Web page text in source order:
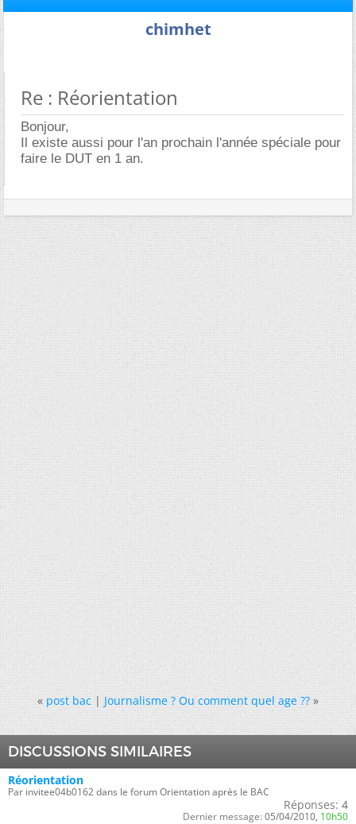
chimhet
Re : Réorientation
Bonjour,
Il existe aussi pour l'an prochain l'année spéciale pour
faire le DUT en 1 an.
« post bac|Journalisme ? Ou comment quel age ?? »
DISCUSSIONS SIMILAIRES
Réorientation
Par invitee04b0162 dans le forum Orientation après le BAC
Réponses: 4
Dernier message: 05/04/2010, 10h50